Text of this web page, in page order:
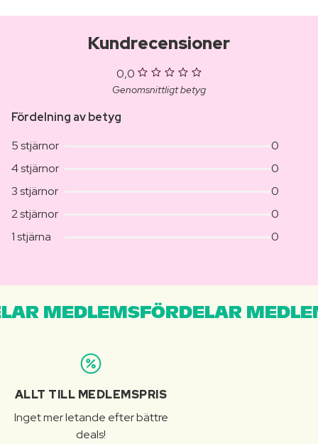
Kundrecensioner
0,0
Genomsnittligt betyg
Fördelning av betyg
5 stjärnor
0
4 stjärnor
0
3 stjärnor
0
2 stjärnor
0
1 stjärna
0
MEDLEMSFÖRDELAR
ALLT TILL MEDLEMSPRIS
Inget mer letande efter bättre
deals!